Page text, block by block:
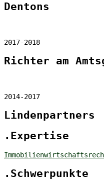
Dentons
2017-2018
Richter am
2014-2017
Lindenpartners
.Expertise
.Schwerpunkte